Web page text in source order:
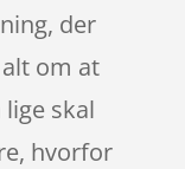
der
om at
skal
hvorfor